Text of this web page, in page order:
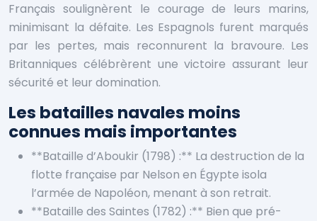
Français soulignèrent le courage de leurs marins,
minimisant la défaite. Les Espagnols furent marqués
par les pertes, mais reconnurent la bravoure. Les
Britanniques célébrèrent une victoire assurant leur
sécurité et leur domination.
Les batailles navales moins
connues mais importantes
**Bataille d’Aboukir (1798) :** La destruction de la
flotte française par Nelson en Égypte isola
l’armée de Napoléon, menant à son retrait.
**Bataille des Saintes (1782) :** Bien que pré-